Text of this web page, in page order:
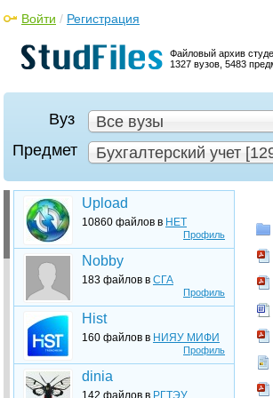
Файловый архив
1327 вузов, 5483
Войти / Регистрация
Вуз
Все вузы
Предмет
Бухгалтерский учет
Профиль
Upload
10860 файлов в НЕТ
Профиль
Nobby
183 файлов в СГА
Профиль
Hist
160 файлов в НИЯУ МИФИ
dinia
142 файлов в РГТЭУ